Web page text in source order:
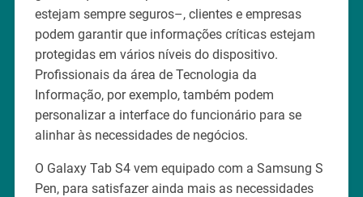
estejam sempre seguros–, clientes e empresas
podem garantir que informações críticas estejam
protegidas em vários níveis do dispositivo.
Profissionais da área de Tecnologia da
Informação, por exemplo, também podem
personalizar a interface do funcionário para se
alinhar às necessidades de negócios.
O Galaxy Tab S4 vem equipado com a Samsung S
Pen, para satisfazer ainda mais as necessidades